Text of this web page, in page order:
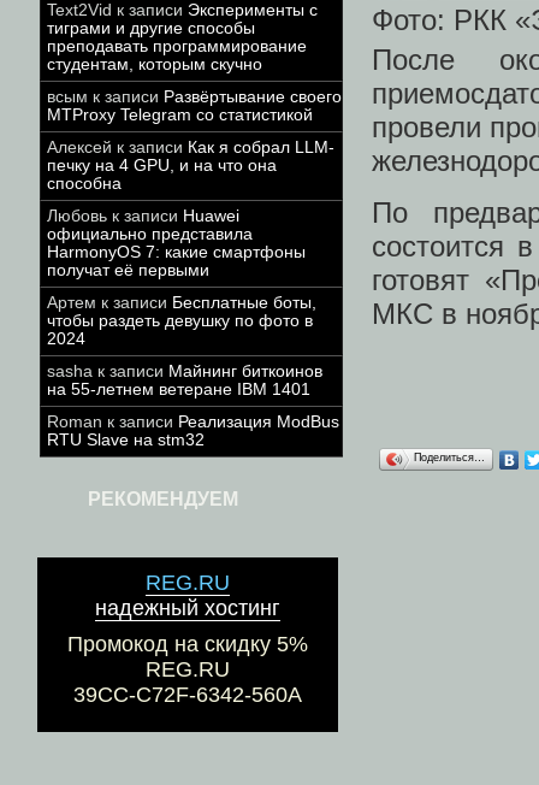
Text2Vid к записи Эксперименты с
тиграми и другие способы
преподавать программирование
студентам, которым скучно
всым к записи Развёртывание своего
MTProxy Telegram со статистикой
Алексей к записи Как я собрал LLM-
печку на 4 GPU, и на что она
способна
Любовь к записи Huawei
официально представила
HarmonyOS 7: какие смартфоны
получат её первыми
Артем к записи Бесплатные боты,
чтобы раздеть девушку по фото в
2024
sasha к записи Майнинг биткоинов
на 55-летнем ветеране IBM 1401
Roman к записи Реализация ModBus
RTU Slave на stm32
РЕКОМЕНДУЕМ
REG.RU
надежный хостинг
Промокод на скидку 5%
REG.RU
39CC-C72F-6342-560A
Фото: РКК
После
провели
По
состоится
готовят
МКС в
Поделиться…